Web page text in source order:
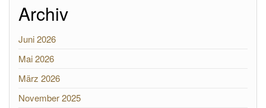
Archiv
Juni 2026
Mai 2026
März 2026
November 2025